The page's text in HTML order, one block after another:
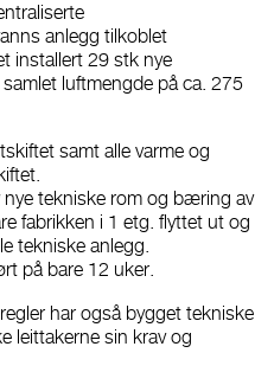
anlegg tilkoblet
installert 29 stk nye
luftmengde på ca. 275
samt alle varme og
nye tekniske rom og bæring av
fabrikken i 1 etg. flyttet ut og
tekniske anlegg.
på bare 12 uker.
har også bygget tekniske
leittakerne sin krav og